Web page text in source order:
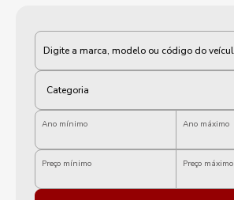
Categoria
Ano mínimo Ano máximo
Preço mínimo Preço máximo